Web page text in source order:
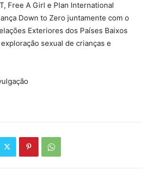
Free A Girl e Plan International
Down to Zero juntamente com o
Exteriores dos Países Baixos
sexual de crianças e